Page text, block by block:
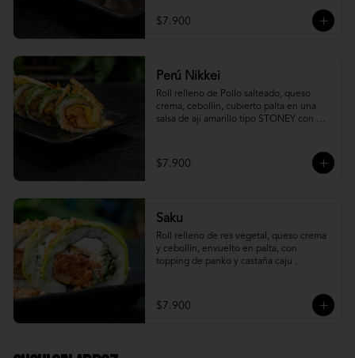
$7.900
Perú Nikkei
Roll relleno de Pollo salteado, queso
crema, cebollin, cubierto palta en una
salsa de aji amarillo tipo STONEY con
$7.900
Saku
Roll relleno de res vegetal, queso crema
y cebollín, envuelto en palta, con
topping de panko y castaña caju .
$7.900